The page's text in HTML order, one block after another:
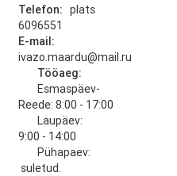
Telefon: plats
6096551
E-mail:
ivazo.maardu@mail.ru
Tööaeg:
Esmaspäev-
Reede: 8:00 - 17:00
Laupäev:
9:00 - 14:00
Pühapaev:
suletud.